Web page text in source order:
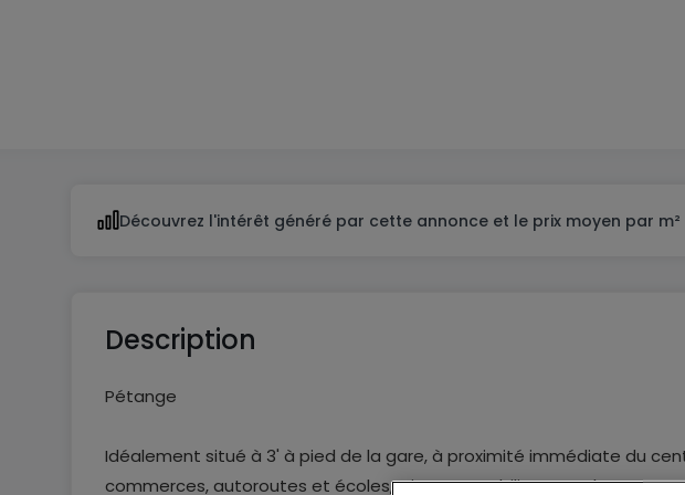
Découvrez l'intérêt généré par cette annonce et le prix moyen par
Description
Pétange
Idéalement situé à 3' à pied de la gare, à proximité immédiate du
commerces, autoroutes et écoles, Cimm Immobilier Luxembourg